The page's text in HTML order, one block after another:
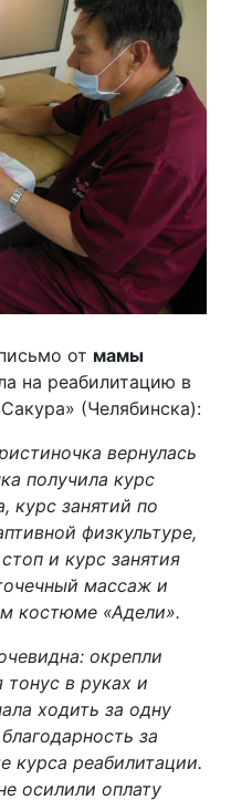
от мамы
на реабилитацию в
(Челябинска):
вернулась
получила курс
курс занятий по
физкультуре,
и курс занятия
массаж и
костюме «Адели».
окрепли
в руках и
ходить за одну
за
курса реабилитации.
осилили оплату